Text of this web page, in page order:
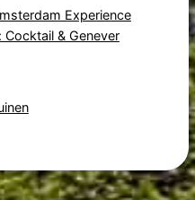
Experience
& Genever